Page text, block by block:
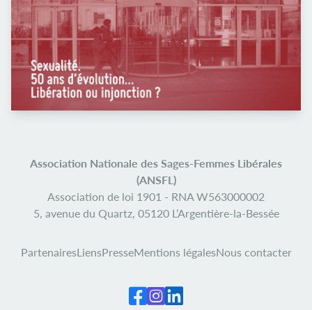
Association Nationale des Sages-Femmes Libérales
(ANSFL)
Association de loi 1901 - RNA W563000002
5, avenue du Quartz, 05120 L’Argentière-la-Bessée
PartenairesLiensPresseMentions légalesNous contacter